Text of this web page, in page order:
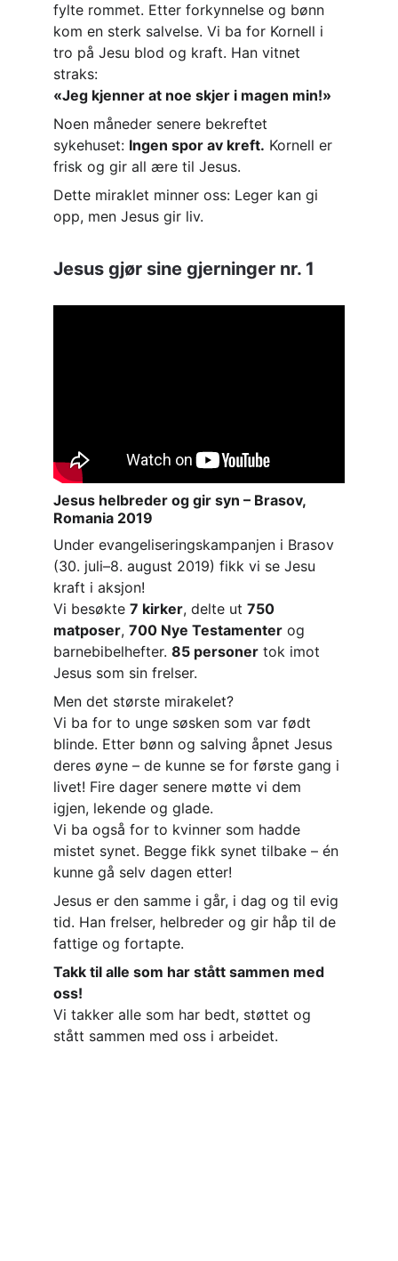
fylte rommet. Etter forkynnelse og bønn
kom en sterk salvelse. Vi ba for Kornell i
tro på Jesu blod og kraft. Han vitnet
straks:
«Jeg kjenner at noe skjer i magen min!»
Noen måneder senere bekreftet
sykehuset: Ingen spor av kreft. Kornell er
frisk og gir all ære til Jesus.
Dette miraklet minner oss: Leger kan gi
opp, men Jesus gir liv.
Jesus helbreder og gir syn – Brasov,
Romania 2019
Under evangeliseringskampanjen i Brasov
(30. juli–8. august 2019) fikk vi se Jesu
kraft i aksjon!
Vi besøkte 7 kirker, delte ut 750
matposer, 700 Nye Testamenter og
barnebibelhefter. 85 personer tok imot
Jesus som sin frelser.
Men det største mirakelet?
Vi ba for to unge søsken som var født
blinde. Etter bønn og salving åpnet Jesus
deres øyne – de kunne se for første gang i
livet! Fire dager senere møtte vi dem
igjen, lekende og glade.
Vi ba også for to kvinner som hadde
mistet synet. Begge fikk synet tilbake – én
kunne gå selv dagen etter!
Jesus er den samme i går, i dag og til evig
tid. Han frelser, helbreder og gir håp til de
fattige og fortapte.
Takk til alle som har stått sammen med
oss!
Vi takker alle som har bedt, støttet og
stått sammen med oss i arbeidet.
Jesus gjør sine gjerninger nr. 1